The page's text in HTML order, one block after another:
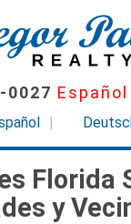
0027 Español
Florida
y